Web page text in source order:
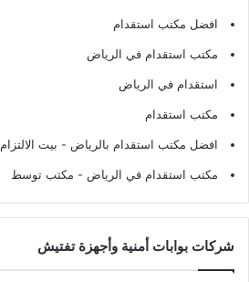
افضل مكتب استقدام
مكتب استقدام في الرياض
استقدام في الرياض
مكتب استقدام
افضل مكتب استقدام بالرياض - بيت الالتزام
مكتب استقدام في الرياض - مكتب توسط
شركات بوابات أمنية وأجهزة تفتيش